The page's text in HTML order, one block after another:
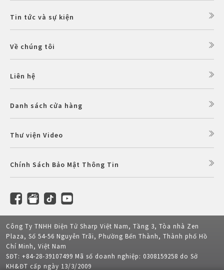
Tin tức và sự kiện
Về chúng tôi
Liên hệ
Danh sách cửa hàng
Thư viện Video
Chính Sách Bảo Mật Thông Tin
Công Ty TNHH Điện Tử Sharp Việt Nam, Tầng 3, Tòa nhà Zen
Plaza, Số 54-56 Nguyễn Trãi, Phường Bến Thành, Thành phố Hồ
Chí Minh, Việt Nam
SĐT: +84-28-39107499 Mã số doanh nghiệp: 0308159258 do Sở
KH&ĐT cấp ngày 13/3/2009